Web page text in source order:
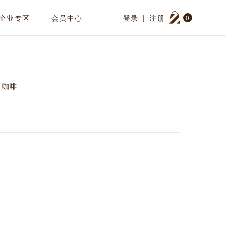
业专区 会员中心 0
登录 | 注册
咖啡